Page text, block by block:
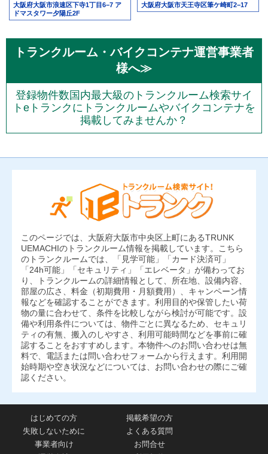
大阪府大阪市浪速区下寺1丁目6−7 ア
ドマスタワー夕陽丘2F
大阪府大阪市天王寺区筆ケ崎町2−17
トランクルーム・バイクコンテナ運営事業者
様へ≫
登録物件数国内最大級のトランクルーム検索サイ
トeトランクにトランクルームやバイクコンテナを
掲載してみませんか？
このページでは、大阪府大阪市中央区上町にあるTRUNK
UEMACHIのトランクルーム情報を掲載しています。こちら
のトランクルームでは、「見学可能」「カード決済可」
「24h可能」「セキュリティ」「エレベータ」が備わってお
り、トランクルームの詳細情報として、所在地、設備内容、
部屋の広さ、料金（初期費用・月額費用）、キャンペーン情
報などを確認することができます。利用目的や保管したい荷
物の量に合わせて、条件を比較しながら検討が可能です。設
備や利用条件については、物件ごとに異なるため、セキュリ
ティの有無、搬入のしやすさ、利用可能時間などを事前に確
認することをおすすめします。本物件へのお問い合わせは無
料で、電話または問い合わせフォームから行えます。利用開
始時期や空き状況などについては、お問い合わせの際にご確
認ください。
はじめての方
掲載希望の方
失敗しないために
よくある質問
事業者向け
お問合せ